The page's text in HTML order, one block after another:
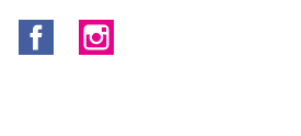
Facebook